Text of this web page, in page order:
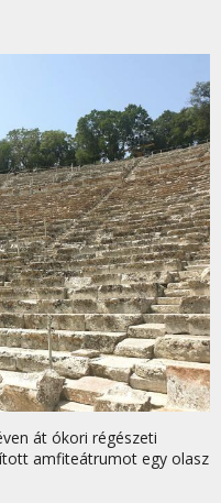
át ókori régészeti
amfiteátrumot egy olasz